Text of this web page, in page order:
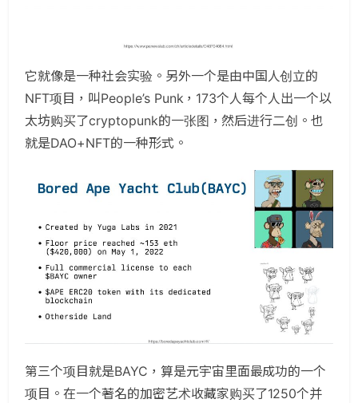
它就像是一种社会实验。另外一个是由中国人创立的
NFT项目，叫People’s Punk，173个人每个人出一个以
太坊购买了cryptopunk的一张图，然后进行二创。也
就是DAO+NFT的一种形式。
第三个项目就是BAYC，算是元宇宙里面最成功的一个
项目。在一个著名的加密艺术收藏家购买了1250个并